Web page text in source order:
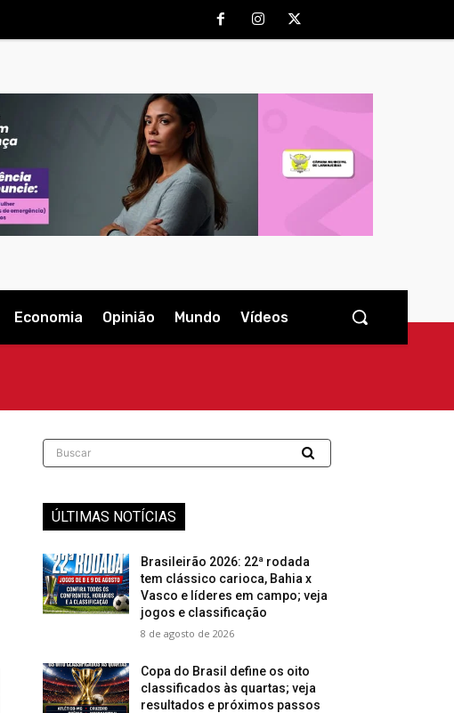
Economia Opinião Mundo Vídeos
Buscar
ÚLTIMAS NOTÍCIAS
Brasileirão 2026: 22ª rodada
tem clássico carioca, Bahia x
Vasco e líderes em campo; veja
jogos e classificação
8 de agosto de 2026
Copa do Brasil define os oito
classificados às quartas; veja
resultados e próximos passos